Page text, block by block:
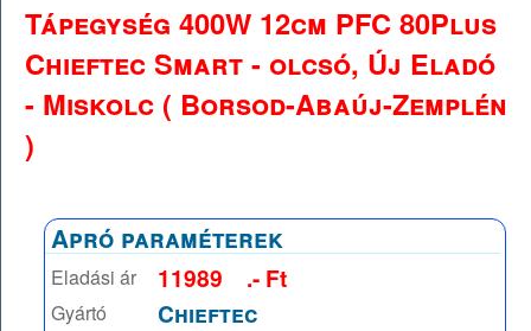
Tápegység 400W 12cm PFC 80Plus
Chieftec Smart - olcsó, Új Eladó
- Miskolc ( Borsod-Abaúj-Zemplén
)
Apró paraméterek
Eladási ár 11989 .- Ft
Gyártó Chieftec